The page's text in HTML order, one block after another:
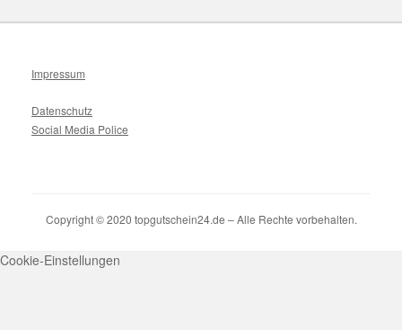
Impressum
Datenschutz
Social Media Police
Copyright © 2020 topgutschein24.de – Alle Rechte vorbehalten.
Cookie-Einstellungen